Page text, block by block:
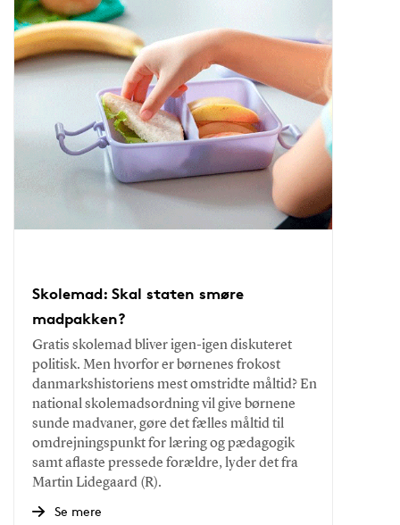
Skolemad: Skal staten smøre
madpakken?
Gratis skolemad bliver igen-igen diskuteret
politisk. Men hvorfor er børnenes frokost
danmarkshistoriens mest omstridte måltid? En
national skolemadsordning vil give børnene
sunde madvaner, gøre det fælles måltid til
omdrejningspunkt for læring og pædagogik
samt aflaste pressede forældre, lyder det fra
Martin Lidegaard (R).
Se mere